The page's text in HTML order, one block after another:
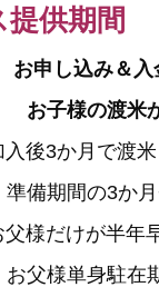
供期間
お申し込み＆
子様の渡米
後3か月で渡米
か月+渡米
様だけが半年
在期間6か